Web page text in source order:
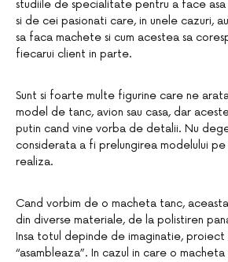
studiile de specialitate pentru a face asa
si de cei pasionati care, in unele cazuri,
sa faca machete si cum acestea sa
fiecarui client in parte.
Sunt si foarte multe figurine care ne
model de tanc, avion sau casa, dar
putin cand vine vorba de detalii. Nu
considerata a fi prelungirea modelului
realiza.
Cand vorbim de o macheta tanc,
din diverse materiale, de la polistiren
Insa totul depinde de imaginatie,
“asambleaza”. In cazul in care o